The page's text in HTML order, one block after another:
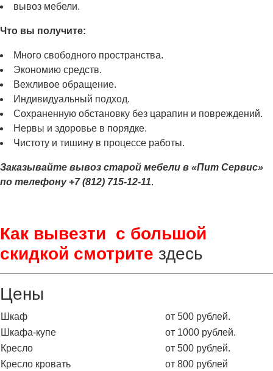
вывоз мебели.
Что вы получите:
Много свободного пространства.
Экономию средств.
Вежливое обращение.
Индивидуальный подход.
Сохраненную обстановку без царапин и повреждений.
Нервы и здоровье в порядке.
Чистоту и тишину в процессе работы.
Заказывайте вывоз старой мебели в «Пит Сервис»
по телефону +7 (812) 715-12-11.
Как вывезти с большой
скидкой смотрите здесь
Цены
Шкаф
от 500 рублей.
Шкафа-купе
от 1000 рублей.
Кресло
от 500 рублей.
Кресло кровать
от 800 рублей